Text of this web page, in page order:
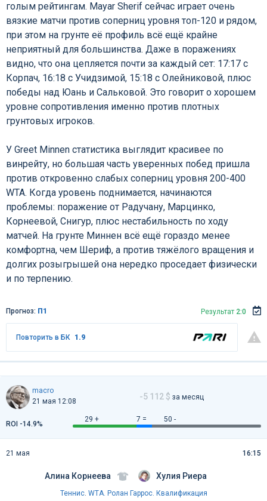
голым рейтингам. Mayar Sherif сейчас играет очень
вязкие матчи против соперниц уровня топ-120 и рядом,
при этом на грунте её профиль всё ещё крайне
неприятный для большинства. Даже в поражениях
видно, что она цепляется почти за каждый сет: 17:17 с
Корпач, 16:18 с Учидзимой, 15:18 с Олейниковой, плюс
победы над Юань и Сальковой. Это говорит о хорошем
уровне сопротивления именно против плотных
грунтовых игроков.
У Greet Minnen статистика выглядит красивее по
винрейту, но большая часть уверенных побед пришла
против откровенно слабых соперниц уровня 200-400
WTA. Когда уровень поднимается, начинаются
проблемы: поражение от Радучану, Марцинко,
Корнеевой, Снигур, плюс нестабильность по ходу
матчей. На грунте Миннен всё ещё гораздо менее
комфортна, чем Шериф, а против тяжёлого вращения и
долгих розыгрышей она нередко проседает физически
и по терпению.
Прогноз: П1 Результат 2:0
Повторить в БК 1.9
macro
21 мая 12:08
-5 112 $ за месяц
29 + 7 = 50 -
ROI -14.9%
Алина Корнеева
21 мая 16:15
Хулия Риера
Теннис. WTA. Ролан Гаррос. Квалификация